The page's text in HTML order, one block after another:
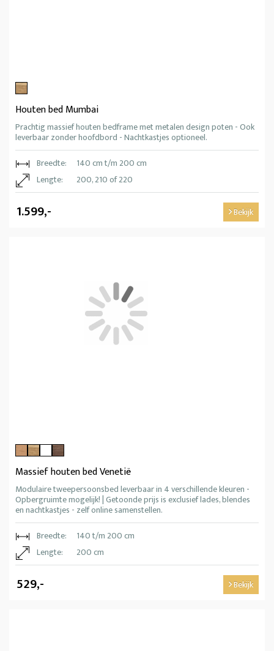
Houten bed Mumbai
Prachtig massief houten bedframe met metalen design poten - Ook
leverbaar zonder hoofdbord - Nachtkastjes optioneel.
Breedte:
140 cm t/m 200 cm
Lengte:
200, 210 of 220
1.599,- Bekijk
Massief houten bed Venetië
Modulaire tweepersoonsbed leverbaar in 4 verschillende kleuren -
Opbergruimte mogelijk! | Getoonde prijs is exclusief lades, blendes
en nachtkastjes - zelf online samenstellen.
Breedte:
140 t/m 200 cm
Lengte:
200 cm
529,- Bekijk